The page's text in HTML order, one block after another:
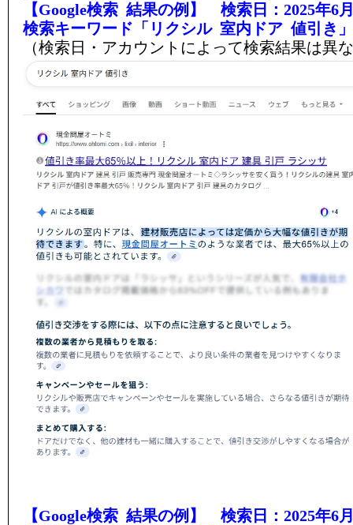
【Google検索 結果の例】 検索日：2025年6
検索キーワード「リクシル 室内ドア 値引き」
（検索日・アカウントによって検索結果は異
【Google検索 結果の例】 検索日：2025年6